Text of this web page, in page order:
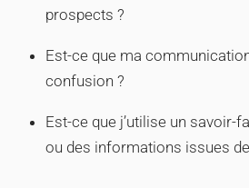
prospects ?
Est-ce que ma
confusion ?
Est-ce que j’utilise un savoir-
ou des informations issues de